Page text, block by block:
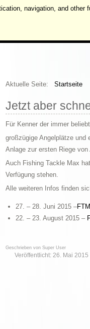
Aktuelle Seite: Startseite
Jetzt aber
Für Kenner der immer
großzügige Angelplätze und
Anlage zur ersten Riege von
Auch Fishing Tackle Max
Verfügung stehen.
Alle weiteren Infos finden
27. – 28. Juni 2015 –
22. – 23. August 2015 –
Geschrieben von Super User
Veröffentlicht: 26. Mai 2015
navigation, and